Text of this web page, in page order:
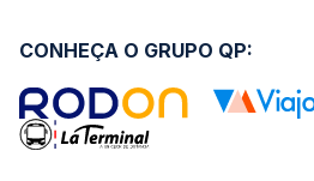
CONHEÇA O GRUPO QP: